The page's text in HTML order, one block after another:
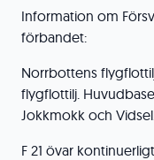
Information om
förbandet:
Norrbottens
flygflottilj.
Jokkmokk och
F 21 övar